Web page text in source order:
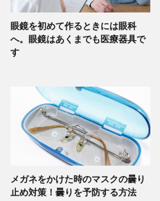
眼鏡を初めて作るときには眼科
へ。眼鏡はあくまでも医療器具で
す
メガネをかけた時のマスクの曇り
止め対策！曇りを予防する方法